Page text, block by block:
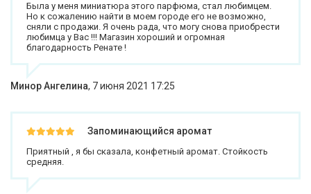
Была у меня миниатюра этого парфюма, стал любимцем.
Но к сожалению найти в моем городе его не возможно,
сняли с продажи. Я очень рада, что могу снова приобрести
любимца у Вас !!! Магазин хороший и огромная
благодарность Ренате !
Минор Ангелина, 7 июня 2021 17:25
Запоминающийся аромат
Приятный , я бы сказала, конфетный аромат. Стойкость
средняя.